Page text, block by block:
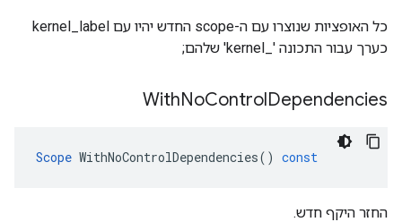
כל האופציות שנוצרו עם ה-scope החדש יהיו עם kernel_label
כערך עבור התכונה '_kernel' שלהם;
WithNoControlDependencies
Scope WithNoControlDependencies() const
החזר היקף חדש.